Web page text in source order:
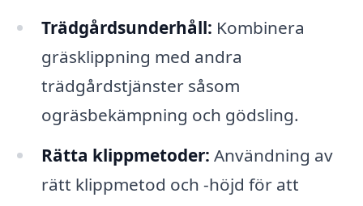
Trädgårdsunderhåll: Kombinera
gräsklippning med andra
trädgårdstjänster såsom
ogräsbekämpning och gödsling.
Rätta klippmetoder: Användning av
rätt klippmetod och -höjd för att